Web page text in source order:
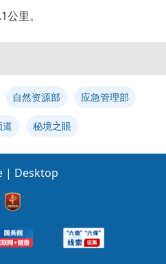
里。
自然资源部 应急管理部
道 秘境之眼
| Desktop